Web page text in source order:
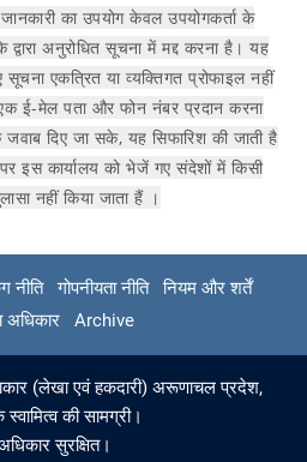
का उपयोग केवल उपयोगकर्ता के
अनुरोधित सूचना में मद्द करना है। यह
एकत्रित या व्यक्तिगत प्रोफाइल नहीं
एक ई-मेल पता और फोन नंबर प्रदान करना
जवाब दिए जा सके, यह सिफारिश की जाती है
इस कार्यालय को भेजें गए संदेशों में किसी
नहीं किया जाता हैं ।
नीति गोपनीयता नीति
नियम और शर्तें
अधिकार
Archive
(लेखा एवं हकदारी) अरूणाचल प्रदेश,
की सामग्री।
सुरक्षित।